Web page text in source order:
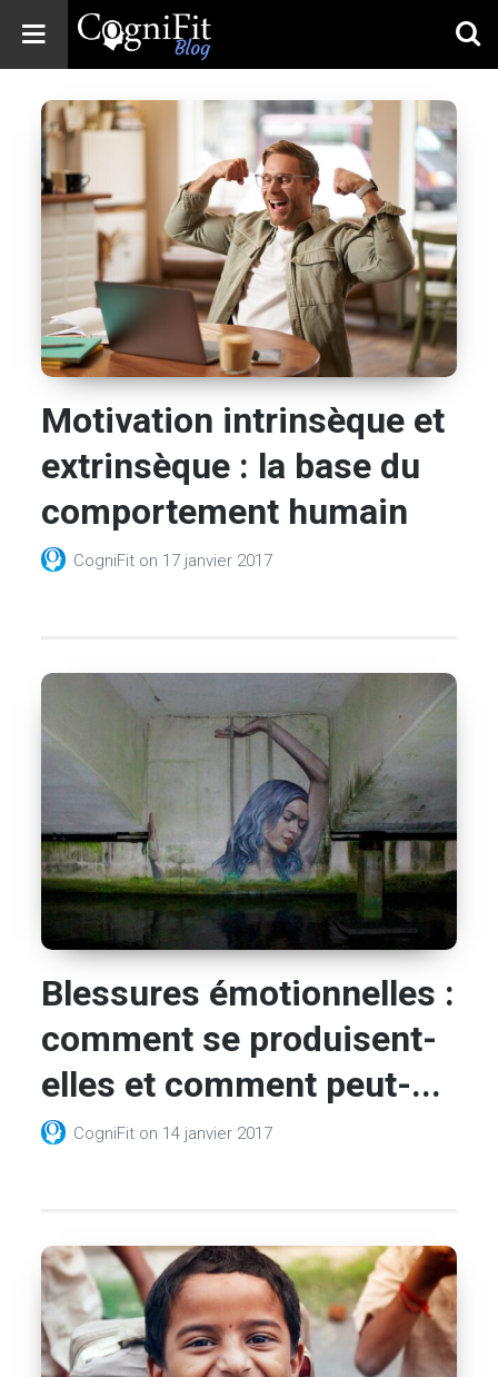
Blog: Brain
Brain Training,
Mental Health, and
Wellness
Motivation intrinsèque et
extrinsèque : la base du
comportement humain
CogniFit on 17 janvier 2017
Blessures émotionnelles :
comment se produisent-
elles et comment peut-...
CogniFit on 14 janvier 2017